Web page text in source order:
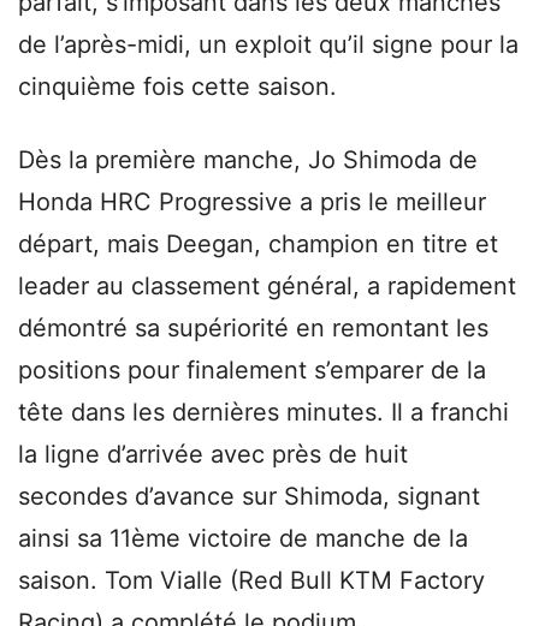
de l’après-midi, un exploit qu’il signe pour la
cinquième fois cette saison.
Dès la première manche, Jo Shimoda de
Honda HRC Progressive a pris le meilleur
départ, mais Deegan, champion en titre et
leader au classement général, a rapidement
démontré sa supériorité en remontant les
positions pour finalement s’emparer de la
tête dans les dernières minutes. Il a franchi
la ligne d’arrivée avec près de huit
secondes d’avance sur Shimoda, signant
ainsi sa 11ème victoire de manche de la
saison. Tom Vialle (Red Bull KTM Factory